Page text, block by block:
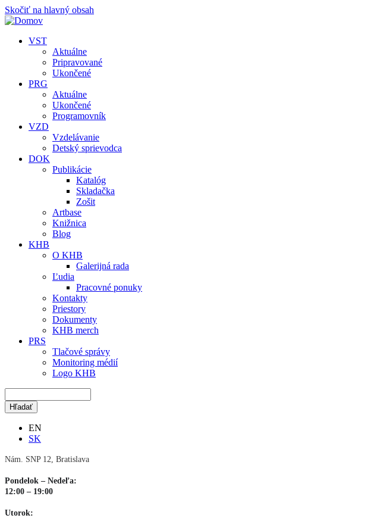
Skočiť na hlavný obsah
VST
Aktuálne
Pripravované
Ukončené
PRG
Aktuálne
Ukončené
Programovník
VZD
Vzdelávanie
Detský sprievodca
DOK
Publikácie
Katalóg
Skladačka
Zošit
Artbase
Knižnica
Blog
KHB
O KHB
Galerijná rada
Ľudia
Pracovné ponuky
Kontakty
Priestory
Dokumenty
KHB merch
PRS
Tlačové správy
Monitoring médií
Logo KHB
EN
SK
Nám. SNP 12, Bratislava
Pondelok – Nedeľa:
12:00 – 19:00
Utorok: